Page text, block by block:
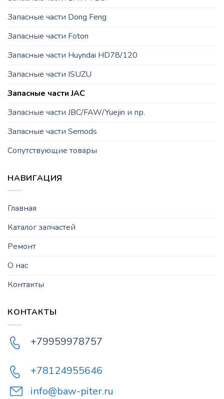
Запасные части Dong Feng
Запасные части Foton
Запасные части Huyndai HD78/120
Запасные части ISUZU
Запасные части JAC
Запасные части JBC/FAW/Yuejin и пр.
Запасные части Semods
Сопутствующие товары
НАВИГАЦИЯ
Главная
Каталог запчастей
Ремонт
О нас
Контакты
КОНТАКТЫ
+79959978757
+78124955646
info@baw-piter.ru